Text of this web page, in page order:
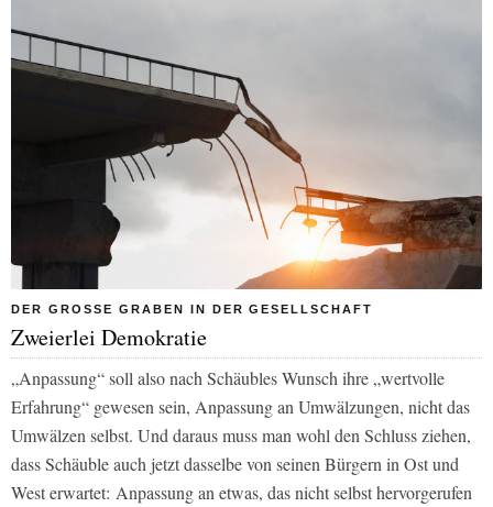
DER GROSSE GRABEN IN DER GESELLSCHAFT
Zweierlei Demokratie
„Anpassung“ soll also nach Schäubles Wunsch ihre „wertvolle
Erfahrung“ gewesen sein, Anpassung an Umwälzungen, nicht das
Umwälzen selbst. Und daraus muss man wohl den Schluss ziehen,
dass Schäuble auch jetzt dasselbe von seinen Bürgern in Ost und
West erwartet: Anpassung an etwas, das nicht selbst hervorgerufen